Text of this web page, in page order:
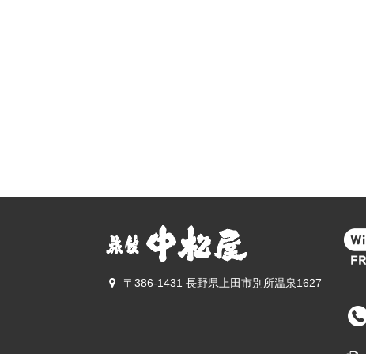
〒386-1431 長野県上田市別所温泉1627